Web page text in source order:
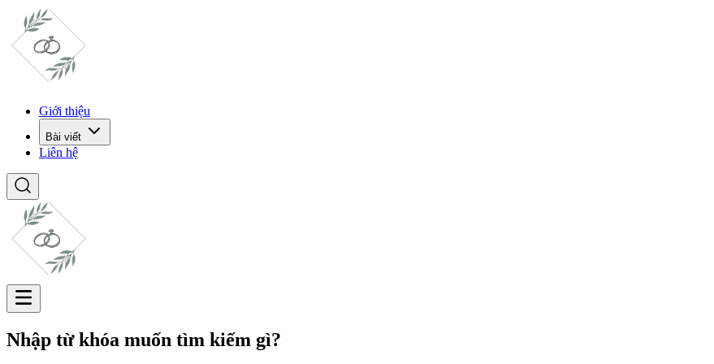
Giới thiệu
Bài viết
Liên hệ
Nhập từ khóa muốn tìm kiếm gì?